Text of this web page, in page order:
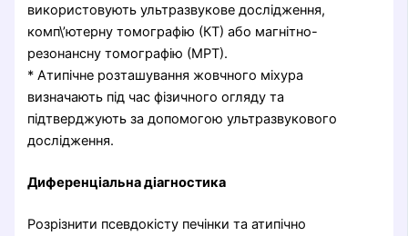
використовують ультразвукове дослідження,
комп\’ютерну томографію (КТ) або магнітно-
резонансну томографію (МРТ).
* Атипічне розташування жовчного міхура
визначають під час фізичного огляду та
підтверджують за допомогою ультразвукового
дослідження.
Диференціальна діагностика
Розрізнити псевдокісту печінки та атипічно